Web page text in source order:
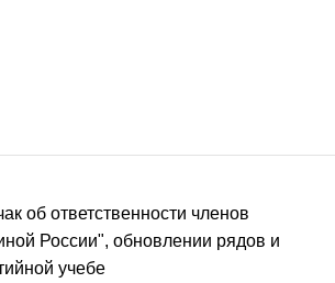
об ответственности членов
России", обновлении рядов и
учебе